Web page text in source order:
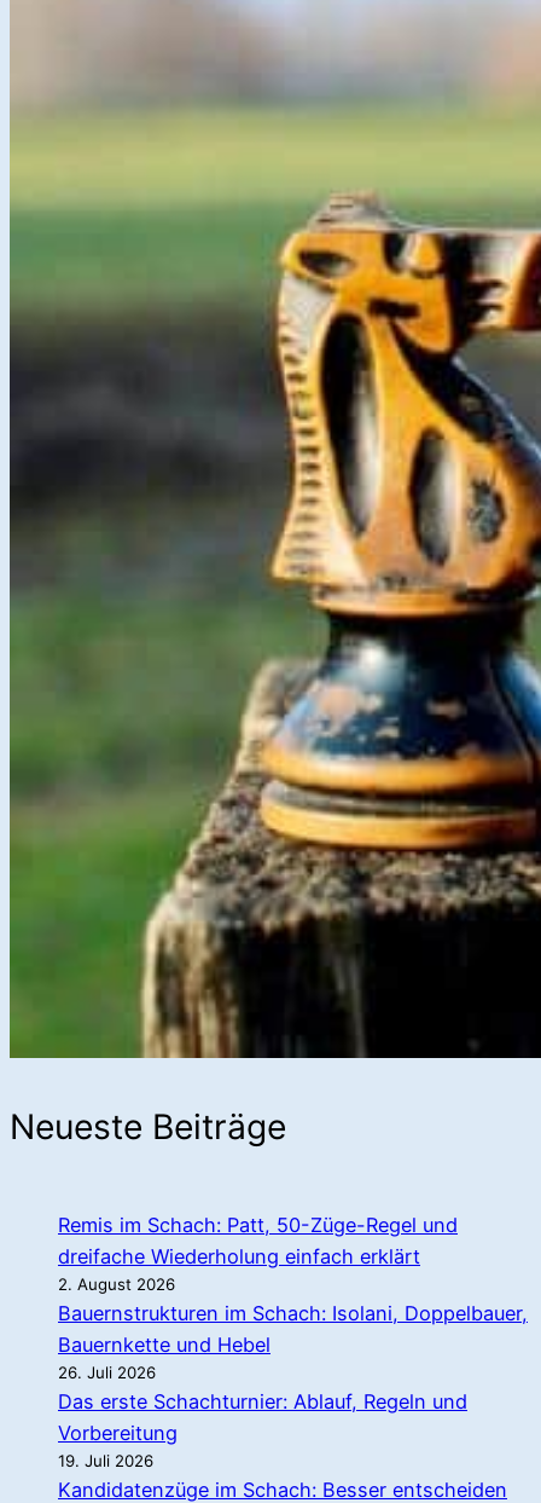
Neueste Beiträge
Remis im Schach: Patt, 50-Züge-Regel und
dreifache Wiederholung einfach erklärt
2. August 2026
Bauernstrukturen im Schach: Isolani, Doppelbauer,
Bauernkette und Hebel
26. Juli 2026
Das erste Schachturnier: Ablauf, Regeln und
Vorbereitung
19. Juli 2026
Kandidatenzüge im Schach: Besser entscheiden